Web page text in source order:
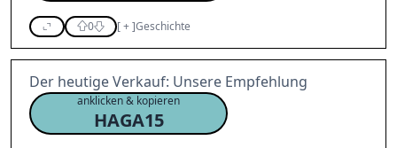
0 [+]Geschichte
Der heutige Verkauf: Unsere Empfehlung
anklicken & kopieren
HAGA15